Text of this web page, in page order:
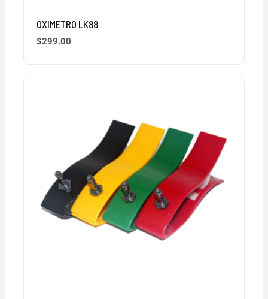
OXIMETRO LK88
$299.00